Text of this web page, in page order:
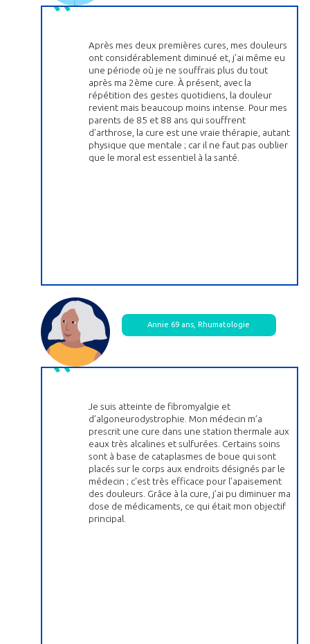
Après mes deux premières cures, mes douleurs
ont considérablement diminué et, j’ai même eu
une période où je ne souffrais plus du tout
après ma 2ème cure. À présent, avec la
répétition des gestes quotidiens, la douleur
revient mais beaucoup moins intense. Pour mes
parents de 85 et 88 ans qui souffrent
d’arthrose, la cure est une vraie thérapie, autant
physique que mentale ; car il ne faut pas oublier
que le moral est essentiel à la santé.
Annie 69 ans, Rhumatologie
Je suis atteinte de fibromyalgie et
d’algoneurodystrophie. Mon médecin m’a
prescrit une cure dans une station thermale aux
eaux très alcalines et sulfurées. Certains soins
sont à base de cataplasmes de boue qui sont
placés sur le corps aux endroits désignés par le
médecin ; c'est très efficace pour l’apaisement
des douleurs. Grâce à la cure, j’ai pu diminuer ma
dose de médicaments, ce qui était mon objectif
principal.